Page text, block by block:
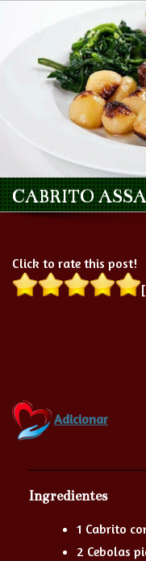
CABRITO
Click to rate this post!
Adicionar
Ingredientes
1 Cabrito
2 Cebolas